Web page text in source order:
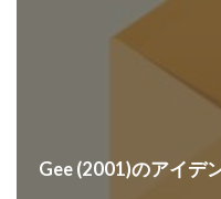
Gee (2001)のアイデ